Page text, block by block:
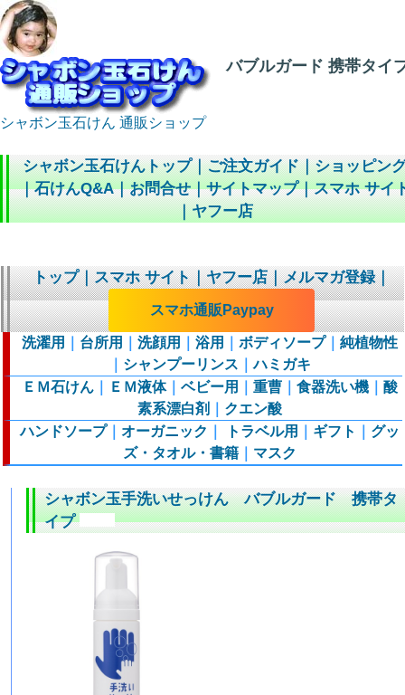
シャボン玉石けん 通販ショップ
バブルガード 携帯タイ
シャボン玉石けんトップ｜ご注文ガイド｜ショッピン
｜石けんQ&A｜お問合せ｜サイトマップ｜スマホ サイ
｜ヤフー店
トップ｜スマホ サイト｜ヤフー店｜メルマガ登録｜
スマホ通販Paypay
洗濯用 台所用 洗顔用 浴用 ボディソープ｜ 純植物性
シャンプーリンス ｜ハミガキ
ＥＭ石けん
ＥＭ液体｜ ベビー用 重曹 食器洗い機
酸
素系漂白剤
クエン酸
ハンドソープ｜ オーガニック トラベル用 ギフト
グッ
ズ・タオル・書籍
マスク
シャボン玉手洗いせっけん バブルガード 携帯タ
イプ